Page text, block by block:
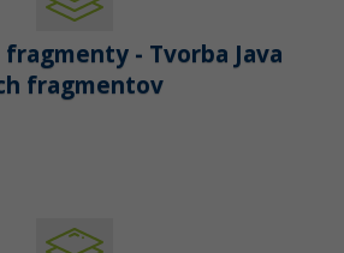
- Tvorba Java
fragmentov